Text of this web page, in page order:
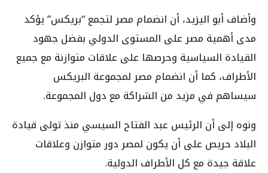
وأضاف أبو اليزيد، أن انضمام مصر لتجمع “بريكس” يؤكد
مدى أهمية مصر على المستوى الدولي بفضل جهود
القيادة السياسية وحرصها على علاقات متوازنة مع جميع
الأطراف، كما أن انضمام مصر لمجموعة البريكس
سيساهم في مزيد من الشراكة مع دول المجموعة.
ونوه إلى أن الرئيس عبد الفتاح السيسي منذ تولى قيادة
البلاد حريص على أن يكون لمصر دور متوازن وعلاقات
علاقة جيدة مع كل الأطراف الدولية.